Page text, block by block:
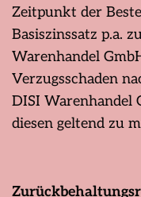
Zeitpunkt der
Basiszinssatz p.a.
Warenhandel
Verzugsschaden
DISI Warenhandel
diesen geltend zu